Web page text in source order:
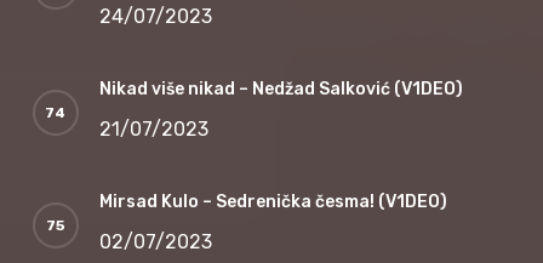
24/07/2023
Nikad više nikad – Nedžad Salković (V1DEO)
21/07/2023
Mirsad Kulo – Sedrenička česma! (V1DEO)
02/07/2023